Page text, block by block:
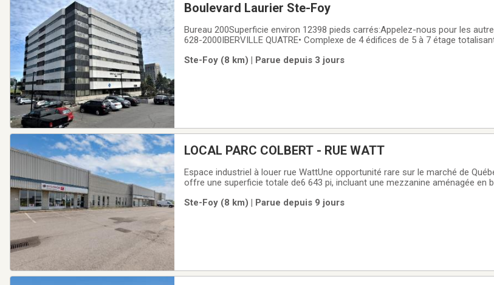
Boulevard Laurier Ste-Foy
Bureau 200Superficie environ 12398 pieds carrés:Appelez-nous pour les autres
628-2000IBERVILLE QUATRE• Complexe de 4 édifices de 5 à 7 étage
généreuse• Plus de 1400 espaces de stationnements
Ste-Foy (8 km) | Parue depuis 3 jours
LOCAL PARC COLBERT - RUE WATT
Espace industriel à louer rue WattUne opportunité rare sur le marché de
offre une superficie totale de6 643 pi, incluant une mezzanine aménagée en
d'usages professionnels.Situé dans un
Ste-Foy (8 km) | Parue depuis 9 jours